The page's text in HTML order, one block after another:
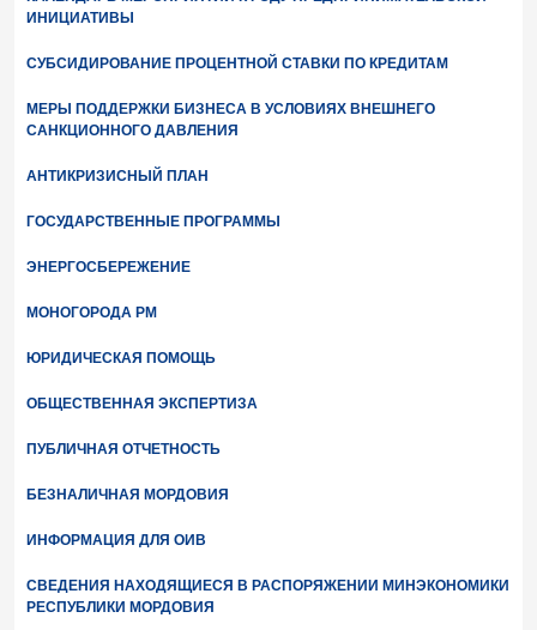
ИНИЦИАТИВЫ
СУБСИДИРОВАНИЕ ПРОЦЕНТНОЙ СТАВКИ ПО КРЕДИТАМ
МЕРЫ ПОДДЕРЖКИ БИЗНЕСА В УСЛОВИЯХ ВНЕШНЕГО
САНКЦИОННОГО ДАВЛЕНИЯ
АНТИКРИЗИСНЫЙ ПЛАН
ГОСУДАРСТВЕННЫЕ ПРОГРАММЫ
ЭНЕРГОСБЕРЕЖЕНИЕ
МОНОГОРОДА РМ
ЮРИДИЧЕСКАЯ ПОМОЩЬ
ОБЩЕСТВЕННАЯ ЭКСПЕРТИЗА
ПУБЛИЧНАЯ ОТЧЕТНОСТЬ
БЕЗНАЛИЧНАЯ МОРДОВИЯ
ИНФОРМАЦИЯ ДЛЯ ОИВ
СВЕДЕНИЯ НАХОДЯЩИЕСЯ В РАСПОРЯЖЕНИИ МИНЭКОНОМИКИ
РЕСПУБЛИКИ МОРДОВИЯ